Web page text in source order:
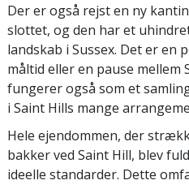
Der er også rejst en ny
slottet, og den har et
landskab i Sussex. Det er en
måltid eller en pause mellem
fungerer også som et
i Saint Hills mange
Hele ejendommen, der
bakker ved Saint Hill, blev
ideelle standarder. Dette